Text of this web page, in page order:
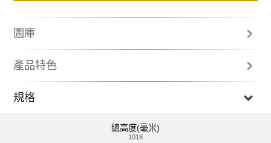
圖庫
產品特色
淨化 99.95％ 小至 PM0.1 的有害細懸浮微粒¹
粒。Dyson Pure Cool™空氣清淨氣流倍增
器也可去除花粉、細菌和PM2.5。 活性碳
規格
總高度(毫米)
1018